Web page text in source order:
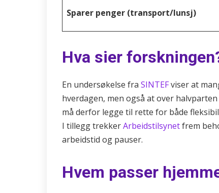
Sparer penger (transport/lunsj)
Hva sier
En undersøkelse fra SINTEFviser at
hverdagen, men også at over
må derfor legge til rette for både
I tillegg trekkerArbeidstilsynetfrem
arbeidstid og pauser.
Hvem passer